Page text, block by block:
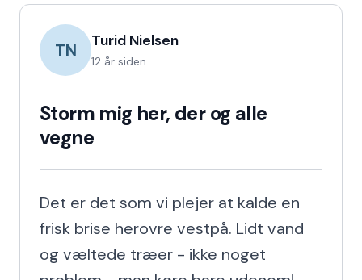
TN Turid Nielsen
12 år siden
Storm mig her, der og alle
vegne
Det er det som vi plejer at kalde en
frisk brise herovre vestpå. Lidt vand
og væltede træer - ikke noget